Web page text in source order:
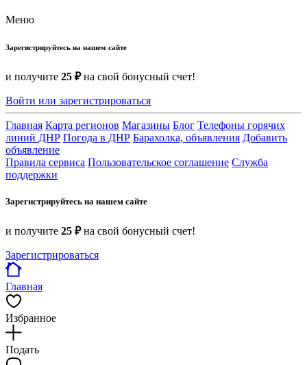
Меню
Зарегистрируйтесь на нашем сайте
и получите 25 ₽на свой бонусный счет!
Войти или зарегистрироваться
Главная Карта регионов Магазины Блог Телефоны горячих
линий ДНР Погода в ДНР Барахолка, объявления Добавить
объявление
Правила сервиса Пользовательское соглашение Служба
поддержки
Зарегистрируйтесь на нашем сайте
и получите 25 ₽на свой бонусный счет!
Зарегистрироваться
Главная
Избранное
Подать